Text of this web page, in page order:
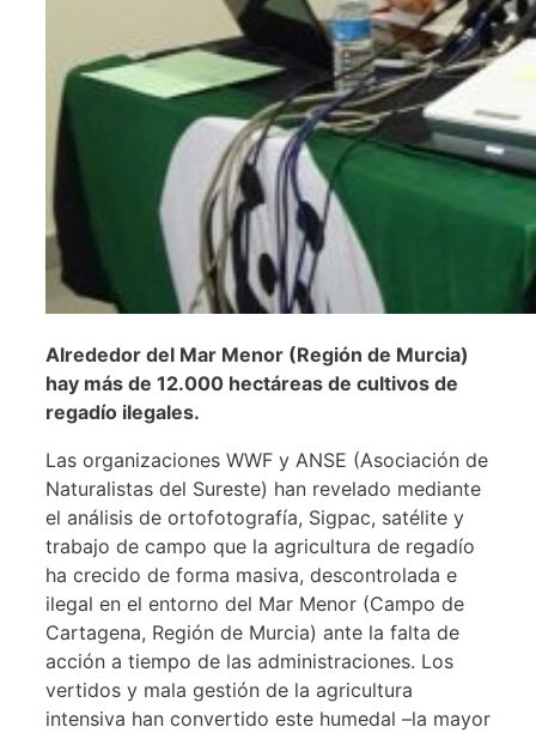
Alrededor del Mar Menor (Región de Murcia)
hay más de 12.000 hectáreas de cultivos de
regadío ilegales.
Las organizaciones WWF y ANSE (Asociación de
Naturalistas del Sureste) han revelado mediante
el análisis de ortofotografía, Sigpac, satélite y
trabajo de campo que la agricultura de regadío
ha crecido de forma masiva, descontrolada e
ilegal en el entorno del Mar Menor (Campo de
Cartagena, Región de Murcia) ante la falta de
acción a tiempo de las administraciones. Los
vertidos y mala gestión de la agricultura
intensiva han convertido este humedal –la mayor